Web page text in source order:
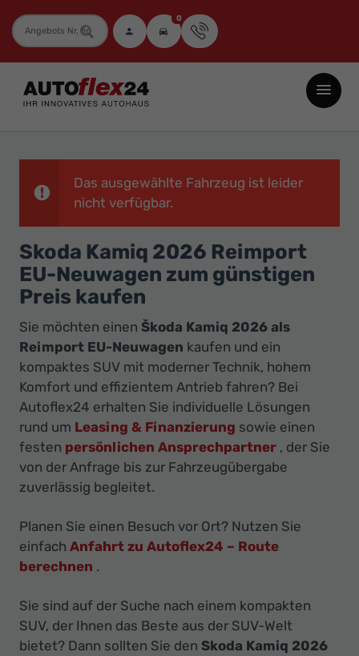
Fahrzeugnummer 0
Autoflex24
GmbH
Neuwagen
Jahreswagen
und
Gebrauchtwagen
zu
Top-
-
Ihr
Innovatives
Autohaus
Das ausgewählte Fahrzeug ist leider
nicht verfügbar.
Skoda Kamiq 2026 Reimport
EU-Neuwagen zum günstigen
Preis kaufen
Sie möchten einen Škoda Kamiq 2026 als
Reimport EU-Neuwagen kaufen und ein
kompaktes SUV mit moderner Technik, hohem
Komfort und effizientem Antrieb fahren? Bei
Autoflex24 erhalten Sie individuelle Lösungen
rund um Leasing & Finanzierung sowie einen
festen persönlichen Ansprechpartner , der Sie
von der Anfrage bis zur Fahrzeugübergabe
zuverlässig begleitet.
Planen Sie einen Besuch vor Ort? Nutzen Sie
einfach Anfahrt zu Autoflex24 – Route
berechnen .
Sie sind auf der Suche nach einem kompakten
SUV, der Ihnen das Beste aus der SUV-Welt
bietet? Dann sollten Sie den Skoda Kamiq 2026